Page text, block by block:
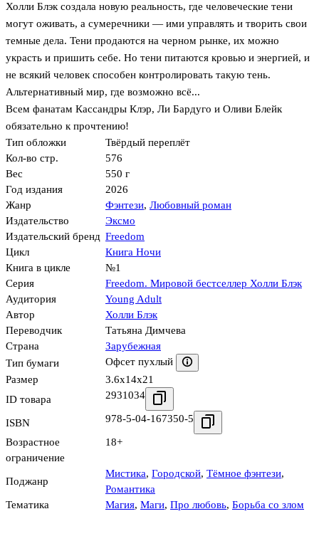
Холли Блэк создала новую реальность, где человеческие тени
могут оживать, а сумеречники — ими управлять и творить свои
темные дела. Тени продаются на черном рынке, их можно
украсть и пришить себе. Но тени питаются кровью и энергией, и
не всякий человек способен контролировать такую тень.
Альтернативный мир, где возможно всё...
Всем фанатам Кассандры Клэр, Ли Бардуго и Оливи Блейк
обязательно к прочтению!
Тип обложки
Твёрдый переплёт
Кол-во стр.
576
Вес
550 г
Год издания
2026
Жанр
Фэнтези, Любовный роман
Издательство
Эксмо
Издательский бренд Freedom
Цикл
Книга Ночи
Книга в цикле
№1
Серия
Freedom. Мировой бестселлер Холли Блэк
Аудитория
Young Adult
Автор
Холли Блэк
Переводчик
Татьяна Димчева
Страна
Зарубежная
Тип бумаги
Офсет пухлый
Размер
3.6x14x21
ID товара
2931034
ISBN 978-5-04-167350-5
Возрастное
ограничение
18+
Поджанр
Мистика, Городской, Тёмное фэнтези,
Романтика
Тематика
Магия, Маги, Про любовь, Борьба со злом